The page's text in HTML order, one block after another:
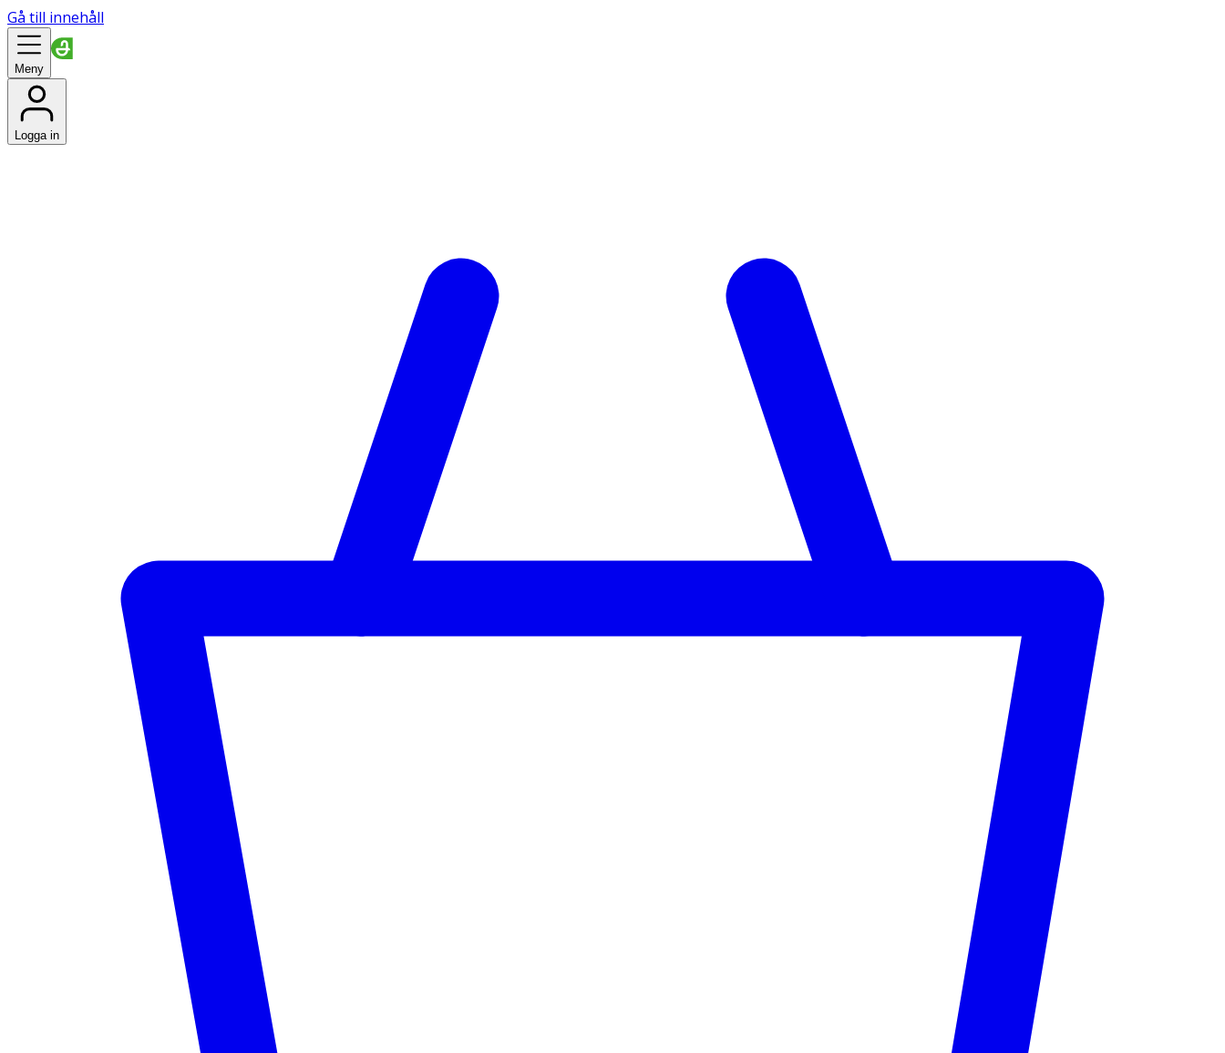
Gå till innehåll
Meny
Logga in